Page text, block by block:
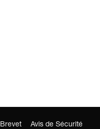
Brevet
Avis de Sécurité